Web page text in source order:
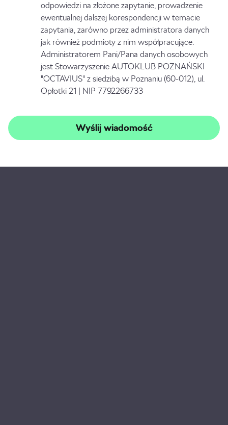
odpowiedzi na złożone zapytanie, prowadzenie
ewentualnej dalszej korespondencji w temacie
zapytania, zarówno przez administratora danych
jak również podmioty z nim współpracujące.
Administratorem Pani/Pana danych osobowych
jest Stowarzyszenie AUTOKLUB POZNAŃSKI
"OCTAVIUS" z siedzibą w Poznaniu (60-012), ul.
Opłotki 21 | NIP 7792266733